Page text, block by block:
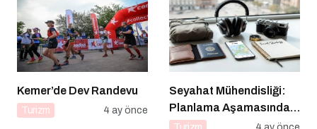
Kemer’de Dev Randevu
Turizm 4 ay önce
Seyahat Mühendisliği:
Planlama Aşamasında
“Hacker” Olmak